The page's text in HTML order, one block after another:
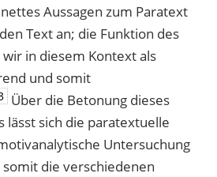
Aussagen zum Paratext
Text an; die Funktion des
in diesem Kontext als
und somit
Über die Betonung dieses
lässt sich die paratextuelle
Untersuchung
die verschiedenen